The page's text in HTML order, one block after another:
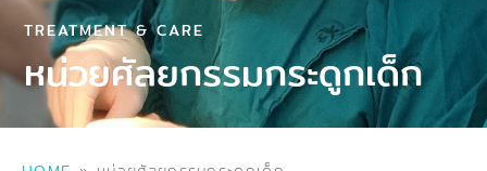
TREATMENT & CARE
หน่วยศัลยกรรมกระดูกเด็ก